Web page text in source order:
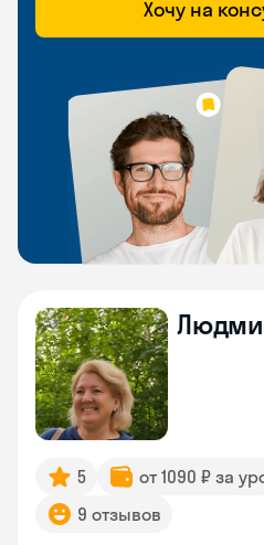
Хочу на
5 от 1090 ₽ за
9 отзывов